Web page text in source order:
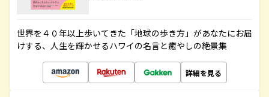
世界を４０年以上歩いてきた「地球の歩き方」があなたにお届
けする、人生を輝かせるハワイの名言と癒やしの絶景集
詳細を見る